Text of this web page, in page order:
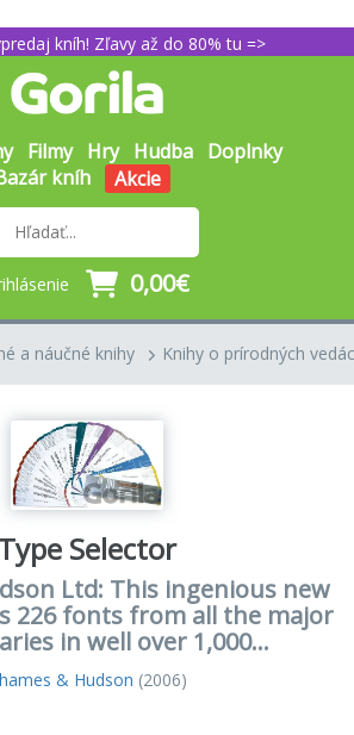
kníh! Zľavy až do 80% tu =>
Filmy Hry Hudba Doplnky
kníh
Akcie
0,00€
a náučné knihy Knihy o prírodných
Type Selector
Ltd: This ingenious new
226 fonts from all the major
in well over 1,000...
& Hudson (2006)